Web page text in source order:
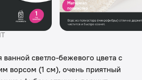
ванной светло-бежевого цвета с
ворсом (1 см), очень приятный